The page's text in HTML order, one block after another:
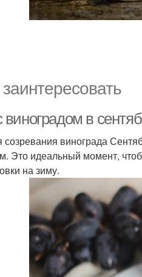
виноградом в
винограда
Это идеальный момент,
на зиму.